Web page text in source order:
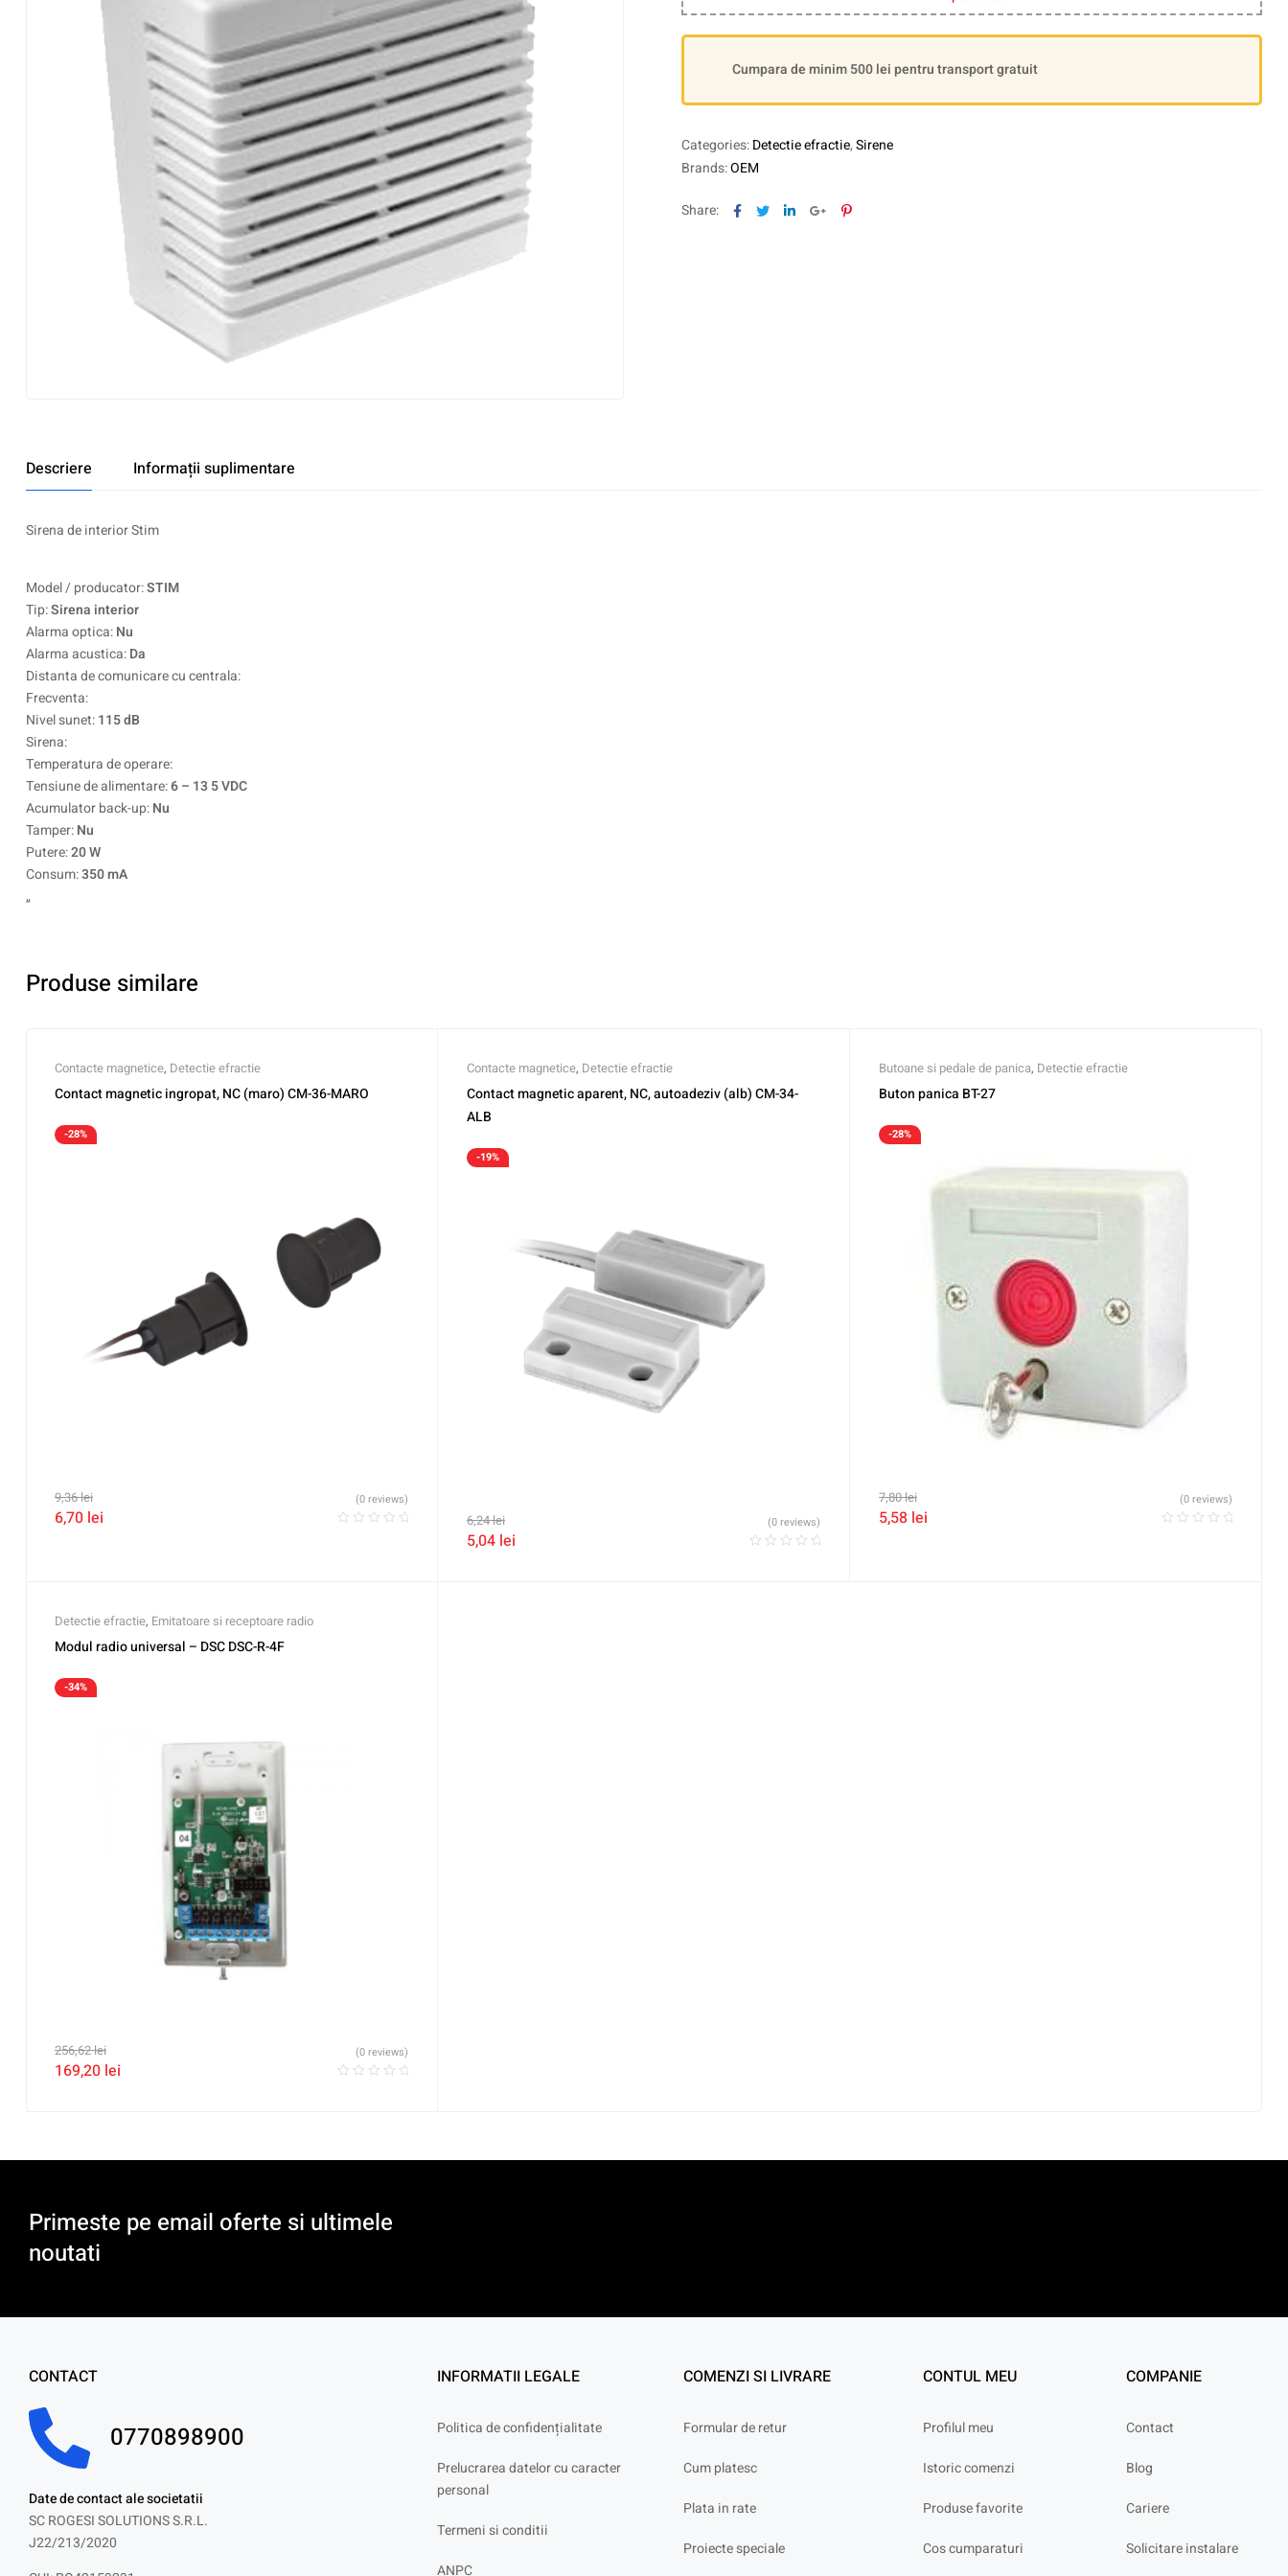
Cumpara de minim 500 lei pentru transport gratuit
Categories:Detectie efractie,Sirene
Brands:OEM
Share: Facebook
TwitterLinkedinGoogle+Pinterest
Descriere Informații suplimentare
Sirena de interior Stim
Model / producator:STIM
Tip:Sirena interior
Alarma optica:Nu
Alarma acustica:Da
Distanta de comunicare cu centrala:
Frecventa:
Nivel sunet:115 dB
Sirena:
Temperatura de operare:
Tensiune de alimentare:6 – 13 5 VDC
Acumulator back-up:Nu
Tamper:Nu
Putere:20 W
Consum:350 mA
„
Produse similare
Contacte magnetice, Detectie efractie
Contact magnetic ingropat, NC (maro) CM-36-MARO
-28%
9,36lei
6,70 lei
(0 reviews)
Contacte magnetice, Detectie efractie
Contact magnetic aparent, NC, autoadeziv (alb) CM-34-
ALB
-19%
6,24lei
5,04 lei
(0 reviews)
Butoane si pedale de panica, Detectie efractie
Buton panica BT-27
-28%
7,80lei
5,58 lei
(0 reviews)
Detectie efractie, Emitatoare si receptoare radio
Modul radio universal – DSC DSC-R-4F
-34%
256,62lei
169,20 lei
(0 reviews)
Primeste pe email oferte si ultimele
noutati
CONTACT
0770898900
Date de contact ale societatii
SC ROGESI SOLUTIONS S.R.L.
J22/213/2020
INFORMATII LEGALE
Politica de confidențialitate
Prelucrarea datelor cu caracter
personal
Termeni si conditii
ANPC
COMENZI SI LIVRARE
Formular de retur
Cum platesc
Plata in rate
Proiecte speciale
CONTUL MEU
Profilul meu
Istoric comenzi
Produse favorite
Cos cumparaturi
COMPANIE
Contact
Blog
Cariere
Solicitare instalare